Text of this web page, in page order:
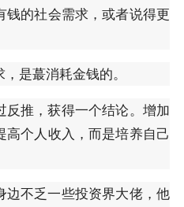
的社会需求，或者说得更
是蕞消耗金钱的。
反推，获得一个结论。增加
个人收入，而是培养自己
边不乏一些投资界大佬，他